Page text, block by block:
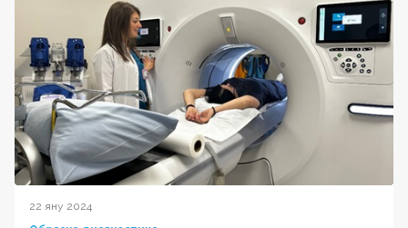
22 яну 2024